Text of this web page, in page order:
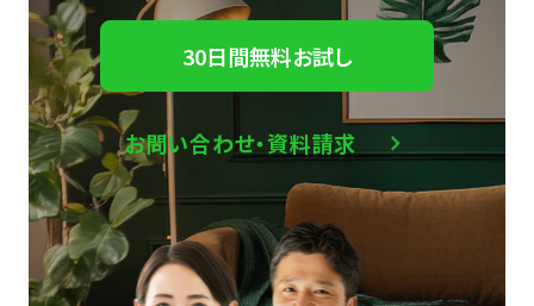
30日間無料お試し
お問い合わせ・資料請求